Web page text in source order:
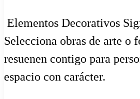
Elementos Decorativos
Selecciona obras de arte o
resuenen contigo para
espacio con carácter.